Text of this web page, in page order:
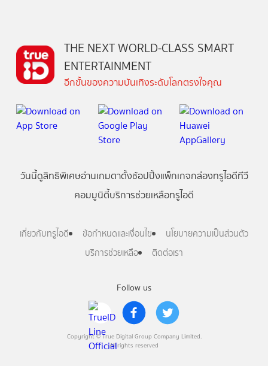
Follow us
Copyright © True Digital Group Company Limited.
All rights reserved
THE NEXT WORLD-CLASS SMART
ENTERTAINMENT
อีกขั้นของความบันเทิงระดับโลกตรงใจคุณ
วันนี้ดูสิทธิพิเศษอ่านเกมตาตั้งช้อปปิ้งแพ็กเกจกล่องทรูไอดีทีวี
คอมมูนิตี้บริการช่วยเหลือทรูไอดี
เกี่ยวกับทรูไอดี ข้อกำหนดและเงื่อนไข
นโยบายความเป็นส่วนตัว
บริการช่วยเหลือ
ติดต่อเรา